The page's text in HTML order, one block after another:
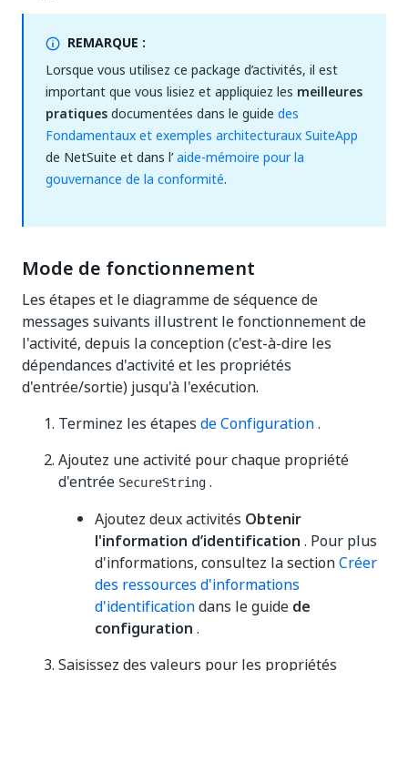
REMARQUE :
Lorsque vous utilisez ce package d’activités, il est
important que vous lisiez et appliquiez les meilleures
pratiquesdocumentées dans le guide des
Fondamentaux et exemples architecturaux SuiteApp
de NetSuite et dans l’aide-mémoire pour la
gouvernance de la conformité.
Mode de fonctionnement
Les étapes et le diagramme de séquence de
messages suivants illustrent le fonctionnement de
l'activité, depuis la conception (c'est-à-dire les
dépendances d'activité et les propriétés
d'entrée/sortie) jusqu'à l'exécution.
Terminez les étapes de Configuration.
Ajoutez une activité pour chaque propriété
d'entrée SecureString .
Ajoutez deux activités Obtenir
l'information d’identification . Pour plus
d'informations, consultez la sectionCréer
des ressources d'informations
d'identificationdans le guide de
configuration .
Saisissez des valeurs pour les propriétés